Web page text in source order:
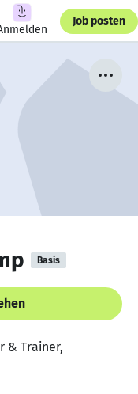
Job posten
Basis
& Trainer,